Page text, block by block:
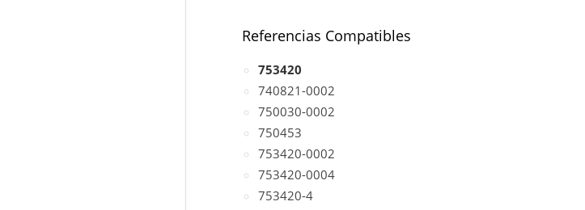
Referencias Compatibles
753420
740821-0002
750030-0002
750453
753420-0002
753420-0004
753420-4